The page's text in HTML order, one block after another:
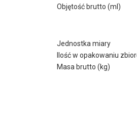
Objętość brutto (ml)
Jednostka miary
Ilość w opakowaniu
Masa brutto (kg)